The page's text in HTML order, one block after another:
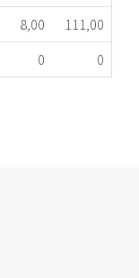
8,00
111,00
0 0